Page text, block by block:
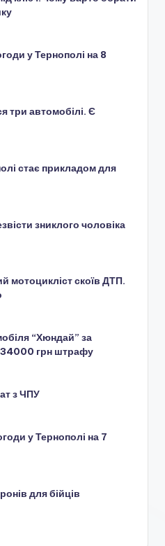
у Тернополі на 8
три автомобілі. Є
стає прикладом для
зниклого чоловіка
мотоцикліст скоїв ДТП.
“Хюндай” за
34000 грн штрафу
з ЧПУ
у Тернополі на 7
для бійців